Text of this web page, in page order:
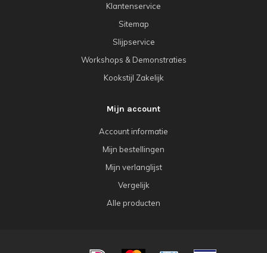
Klantenservice
Sitemap
Slijpservice
Workshops & Demonstraties
Kookstijl Zakelijk
Mijn account
Account informatie
Mijn bestellingen
Mijn verlanglijst
Vergelijk
Alle producten